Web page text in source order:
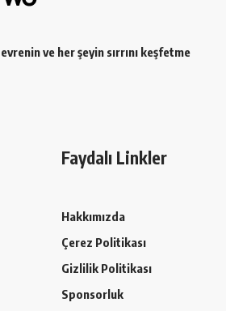
ve her şeyin sırrını keşfetme
Faydalı Linkler
Hakkımızda
Çerez Politikası
Gizlilik Politikası
Sponsorluk